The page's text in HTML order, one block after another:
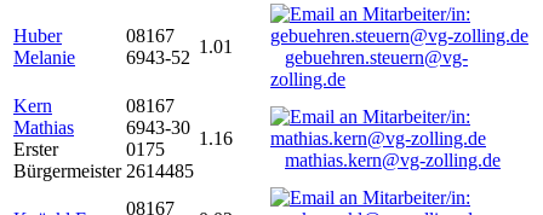
Huber
Melanie
08167
6943-52
1.01
gebuehren.steuern@vg-
zolling.de
Kern
Mathias
Erster
Bürgermeister
08167
6943-30
0175
2614485
1.16
mathias.kern@vg-zolling.de
08167